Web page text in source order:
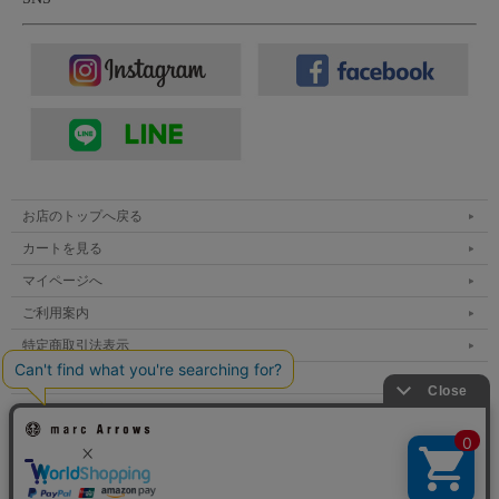
お店のトップへ戻る
カートを見る
マイページへ
ご利用案内
特定商取引法表示
個人情報の取扱い
サイトマップ
メルマガ登録
お問い合わせ